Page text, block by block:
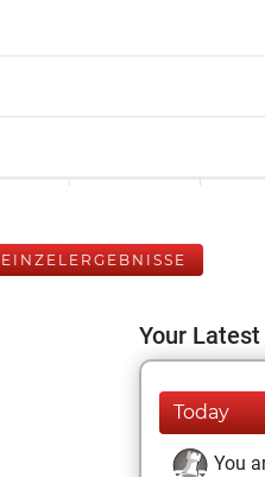
EINZELERGEBNISSE
Your
Today
You